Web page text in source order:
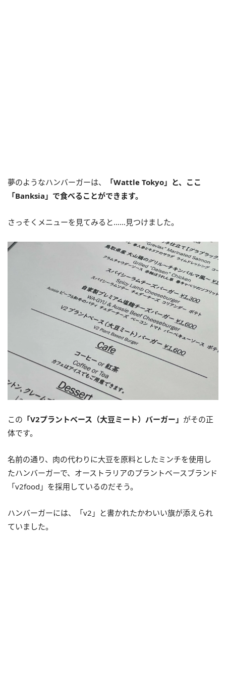
夢のようなハンバーガーは、
「Wattle Tokyo」と、ここ
「Banksia」で食べることができます。
さっそくメニューを見てみると……見つけました。
この 「V2プラントベース（大豆ミート）バーガー」 がその正
体です。
名前の通り、肉の代わりに大豆を原料としたミンチを使用し
たハンバーガーで、オーストラリアのプラントベースブランド
「v2food」を採用しているのだそう。
ハンバーガーには、「v2」と書かれたかわいい旗が添えられ
ていました。